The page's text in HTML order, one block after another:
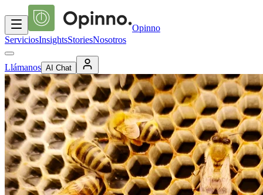
Opinno
ServiciosInsightsStoriesNosotros
Llámanos AI Chat